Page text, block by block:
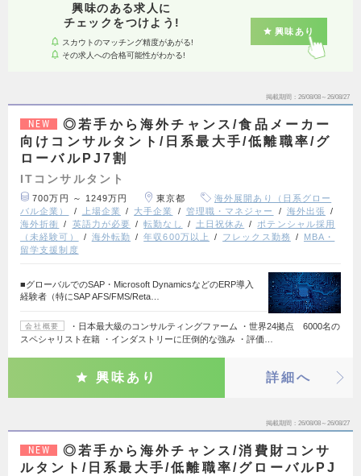
興味のある求人に
チェックをつけよう!
スカウトのマッチング精度があがる!
その求人への合格可能性がわかる!
興味あり
掲載期間 26/08/08～26/08/27
NEW
◎若手から海外チャンス/食品メーカー
向けコンサルタント/日系最大手/低離職率/グ
ローバルPJ7割
ITコンサルタント
700万円 ～ 1249万円 東京都
海外展開あり（日系グロー
バル企業）
上場企業 大手企業 管理職・マネジャー
海外出張
海外折衝
英語力が必要 転勤なし 土日祝休み
ポテンシャル採用
（未経験可）
海外転勤 年収600万以上 フレックス勤務
MBA・
留学支援制度
■グローバルでのSAP・Microsoft DynamicsなどのERP導入
経験者（特にSAP AFS/FMS/Reta…
会社概要
・日本最大級のコンサルティングファーム ・世界24拠点 6000名の
スペシャリスト在籍 ・インダストリーに圧倒的な強み ・評価…
興味あり 詳細へ
掲載期間 26/08/08～26/08/27
NEW
◎若手から海外チャンス/消費財コンサ
ルタント/日系最大手/低離職率/グローバルPJ